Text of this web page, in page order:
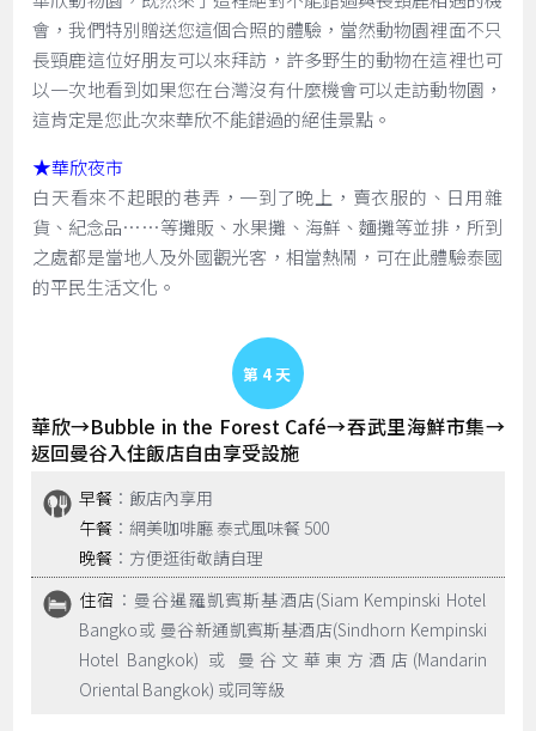
會，我們特別贈送您這個合照的體驗，當然動物園裡面不只
長頸鹿這位好朋友可以來拜訪，許多野生的動物在這裡也可
以一次地看到如果您在台灣沒有什麼機會可以走訪動物園，
這肯定是您此次來華欣不能錯過的絕佳景點。
★華欣夜市
白天看來不起眼的巷弄，一到了晚上，賣衣服的、日用雜
貨、紀念品……等攤販、水果攤、海鮮、麵攤等並排，所到
之處都是當地人及外國觀光客，相當熱鬧，可在此體驗泰國
的平民生活文化。
Day 4
華欣→Bubble in the Forest Café→吞武里海鮮市集→
返回曼谷入住飯店自由享受設施
早餐 ：飯店內享用
午餐 ：網美咖啡廳 泰式風味餐 500
晚餐 ：方便逛街敬請自理
住宿 ：曼谷暹羅凱賓斯基酒店(Siam Kempinski Hotel
Bangko或 曼谷新通凱賓斯基酒店(Sindhorn Kempinski
Hotel Bangkok) 或 曼谷文華東方酒店(Mandarin
Oriental Bangkok) 或同等級